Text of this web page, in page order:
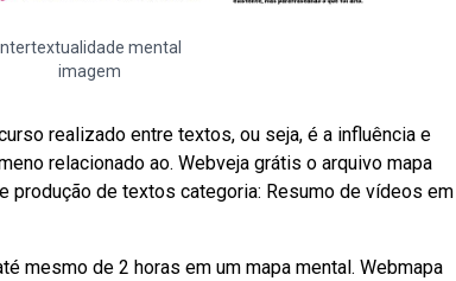
mental
imagem
realizado entre textos, ou seja, é a influência e
relacionado ao. Webveja grátis o arquivo mapa
produção de textos categoria: Resumo de vídeos em
mesmo de 2 horas em um mapa mental. Webmapa